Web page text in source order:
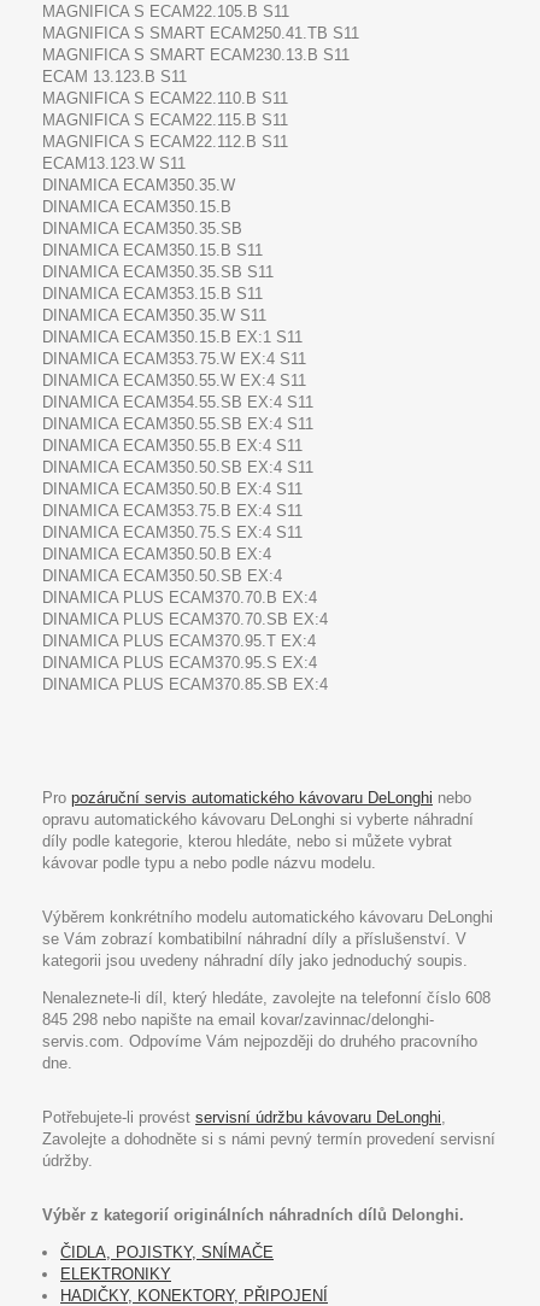
MAGNIFICA S ECAM22.105.B S11
MAGNIFICA S SMART ECAM250.41.TB S11
MAGNIFICA S SMART ECAM230.13.B S11
ECAM 13.123.B S11
MAGNIFICA S ECAM22.110.B S11
MAGNIFICA S ECAM22.115.B S11
MAGNIFICA S ECAM22.112.B S11
ECAM13.123.W S11
DINAMICA ECAM350.35.W
DINAMICA ECAM350.15.B
DINAMICA ECAM350.35.SB
DINAMICA ECAM350.15.B S11
DINAMICA ECAM350.35.SB S11
DINAMICA ECAM353.15.B S11
DINAMICA ECAM350.35.W S11
DINAMICA ECAM350.15.B EX:1 S11
DINAMICA ECAM353.75.W EX:4 S11
DINAMICA ECAM350.55.W EX:4 S11
DINAMICA ECAM354.55.SB EX:4 S11
DINAMICA ECAM350.55.SB EX:4 S11
DINAMICA ECAM350.55.B EX:4 S11
DINAMICA ECAM350.50.SB EX:4 S11
DINAMICA ECAM350.50.B EX:4 S11
DINAMICA ECAM353.75.B EX:4 S11
DINAMICA ECAM350.75.S EX:4 S11
DINAMICA ECAM350.50.B EX:4
DINAMICA ECAM350.50.SB EX:4
DINAMICA PLUS ECAM370.70.B EX:4
DINAMICA PLUS ECAM370.70.SB EX:4
DINAMICA PLUS ECAM370.95.T EX:4
DINAMICA PLUS ECAM370.95.S EX:4
DINAMICA PLUS ECAM370.85.SB EX:4
Pro pozáruční servis automatického kávovaru DeLonghi nebo
opravu automatického kávovaru DeLonghi si vyberte náhradní
díly podle kategorie, kterou hledáte, nebo si můžete vybrat
kávovar podle typu a nebo podle názvu modelu.
Výběrem konkrétního modelu automatického kávovaru DeLonghi
se Vám zobrazí kombatibilní náhradní díly a příslušenství. V
kategorii jsou uvedeny náhradní díly jako jednoduchý soupis.
Nenaleznete-li díl, který hledáte, zavolejte na telefonní číslo 608
845 298 nebo napište na email kovar/zavinnac/delonghi-
servis.com. Odpovíme Vám nejpozději do druhého pracovního
dne.
Potřebujete-li provést servisní údržbu kávovaru DeLonghi,
Zavolejte a dohodněte si s námi pevný termín provedení servisní
údržby.
Výběr z kategorií originálních náhradních dílů Delonghi.
ČIDLA, POJISTKY, SNÍMAČE
ELEKTRONIKY
HADIČKY, KONEKTORY, PŘIPOJENÍ